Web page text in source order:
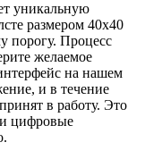
уникальную
размером 40х40
порогу. Процесс
желаемое
на нашем
и в течение
в работу. Это
цифровые